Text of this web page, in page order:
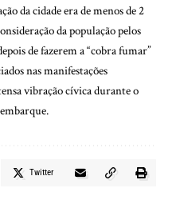
da cidade era de menos de 2
da população pelos
de fazerem a “cobra fumar”
nas manifestações
vibração cívica durante o
Twitter